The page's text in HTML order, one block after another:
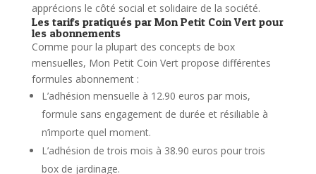
apprécions le côté social et solidaire de la société.
Les tarifs pratiqués par Mon Petit Coin Vert pour
les abonnements
Comme pour la plupart des concepts de box
mensuelles, Mon Petit Coin Vert propose différentes
formules abonnement :
L’adhésion mensuelle à 12.90 euros par mois,
formule sans engagement de durée et résiliable à
n’importe quel moment.
L’adhésion de trois mois à 38.90 euros pour trois
box de jardinage.